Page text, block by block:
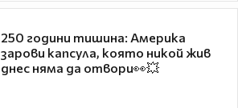
250 години тишина: Америка
зарови капсула, която никой жив
днес няма да отвори👀💥